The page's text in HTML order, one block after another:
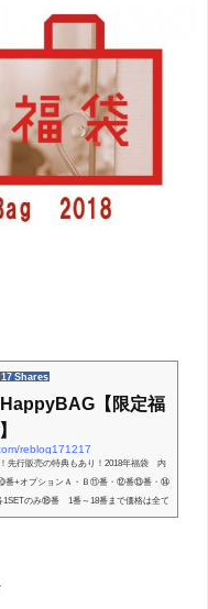
17 Shares
【限定福
reblog171217
先行販売の特典もあり！2018年福袋 内
オプションＡ・Ｂ⑪番・⑫番⑬番・⑭
のみ⑱番 1番～18番まで価格は全て
要望があったSETを追加しました。19
！RePURE福袋についてアウトレットや